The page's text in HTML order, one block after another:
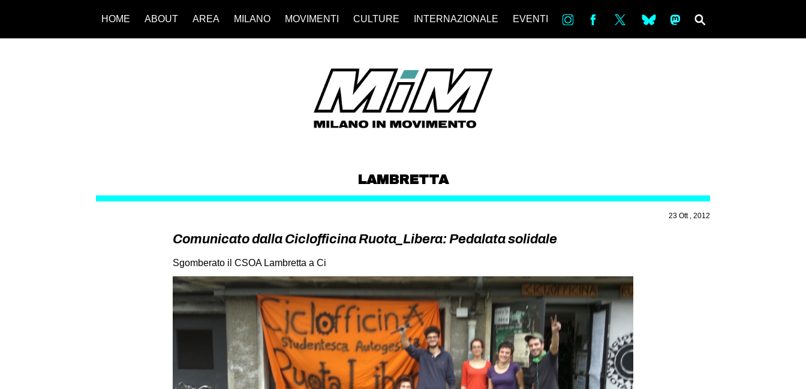
HOME ABOUT AREA MILANO MOVIMENTI CULTURE INTERNAZIONALE EVENTI in bsky ms
LAMBRETTA
23 Ott , 2012
Comunicato dalla Ciclofficina Ruota_Libera: Pedalata solidale
Sgomberato il CSOA Lambretta a Ci